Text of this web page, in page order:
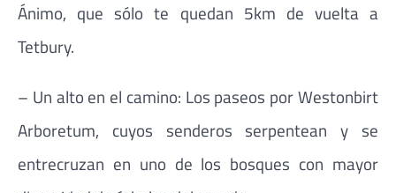
Ánimo, que sólo te quedan 5km de vuelta a
Tetbury.
– Un alto en el camino: Los paseos por Westonbirt
Arboretum, cuyos senderos serpentean y se
entrecruzan en uno de los bosques con mayor